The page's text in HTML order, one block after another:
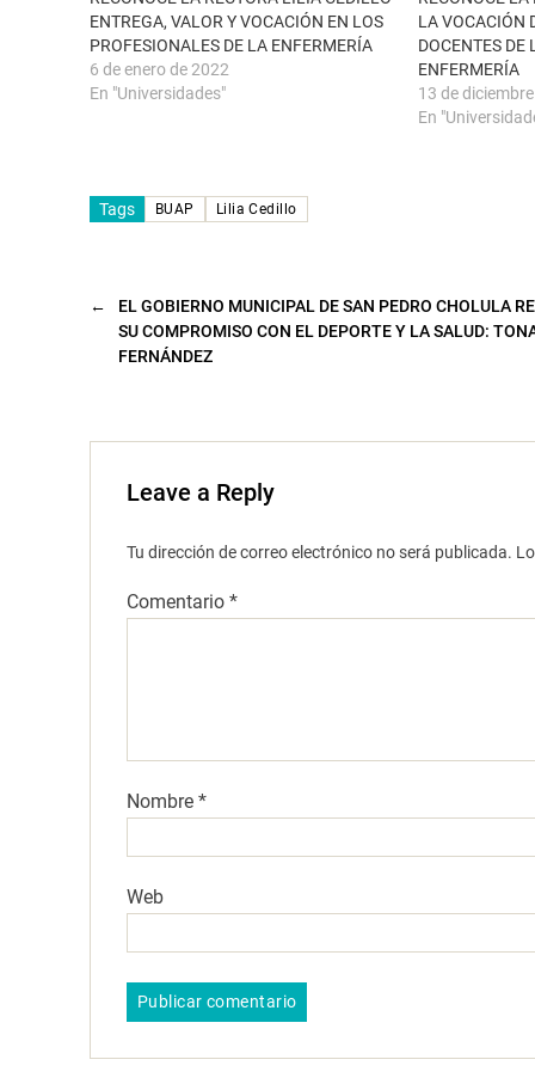
a
n
u
e
v
a
)
a
b
r
e
e
n
u
t
a
n
v
a
)
ENTREGA, VALOR Y VOCACIÓN EN LOS
PROFESIONALES DE LA ENFERMERÍA
6 de enero de 2022
En "Universidades"
LA VOCACIÓN
DOCENTES DE
ENFERMERÍA
13 de
En
Tags BUAP Lilia Cedillo
←
EL GOBIERNO MUNICIPAL DE SAN PEDRO CHOLULA
SU COMPROMISO CON EL DEPORTE Y LA SALUD:
FERNÁNDEZ
Leave a Reply
Tu dirección de correo electrónico no será publicada.
Comentario *
Nombre *
Web